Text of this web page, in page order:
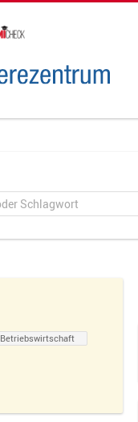
Betriebswirtschaft